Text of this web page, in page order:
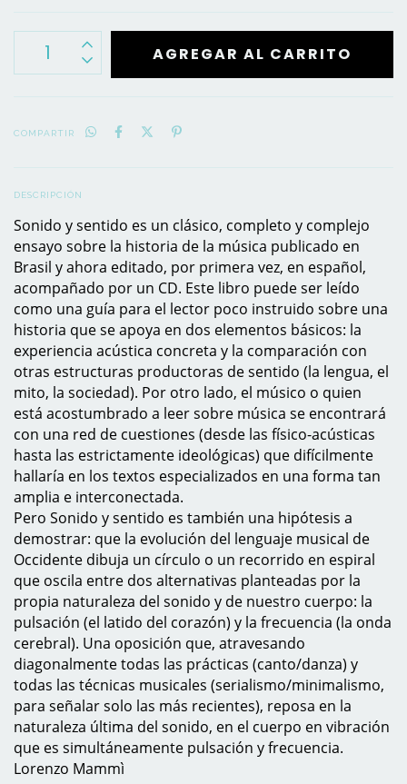
COMPARTIR
DESCRIPCIÓN
Sonido y sentido es un clásico, completo y complejo
ensayo sobre la historia de la música publicado en
Brasil y ahora editado, por primera vez, en español,
acompañado por un CD. Este libro puede ser leído
como una guía para el lector poco instruido sobre una
historia que se apoya en dos elementos básicos: la
experiencia acústica concreta y la comparación con
otras estructuras productoras de sentido (la lengua, el
mito, la sociedad). Por otro lado, el músico o quien
está acostumbrado a leer sobre música se encontrará
con una red de cuestiones (desde las físico-acústicas
hasta las estrictamente ideológicas) que difícilmente
hallaría en los textos especializados en una forma tan
amplia e interconectada.
Pero Sonido y sentido es también una hipótesis a
demostrar: que la evolución del lenguaje musical de
Occidente dibuja un círculo o un recorrido en espiral
que oscila entre dos alternativas planteadas por la
propia naturaleza del sonido y de nuestro cuerpo: la
pulsación (el latido del corazón) y la frecuencia (la onda
cerebral). Una oposición que, atravesando
diagonalmente todas las prácticas (canto/danza) y
todas las técnicas musicales (serialismo/minimalismo,
para señalar solo las más recientes), reposa en la
naturaleza última del sonido, en el cuerpo en vibración
que es simultáneamente pulsación y frecuencia.
Lorenzo Mammì